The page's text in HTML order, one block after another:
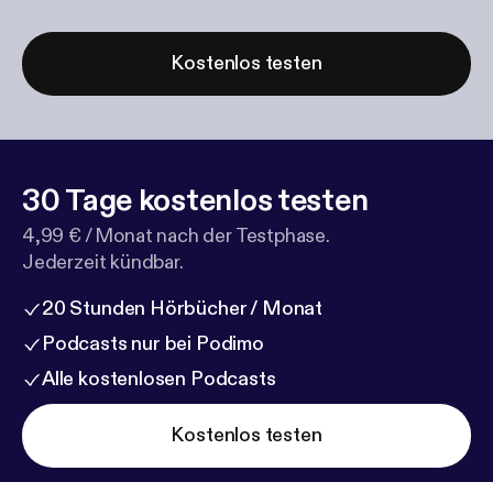
Kostenlos testen
30 Tage kostenlos testen
4,99 € / Monat nach der Testphase.
Jederzeit kündbar.
20 Stunden Hörbücher / Monat
Podcasts nur bei Podimo
Alle kostenlosen Podcasts
Kostenlos testen